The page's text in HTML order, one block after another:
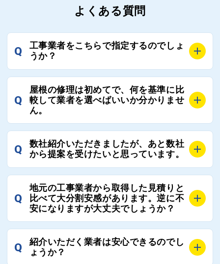
よくある質問
Q
工事業者をこちらで指定するのでしょ
うか？
お客様のご要望をお聞きし、条件に合った工事業者を
最大3社まで選定し、ご紹介いたします。
そのため、お客様に比較する業者を選定いただく必要
Q
屋根の修理は初めてで、何を基準に比
較して業者を選べばいいか分かりませ
ん。
選定基準はお客様によって異なりますが、価格はもち
ろんのこと、実績面や保証面、担当者の人柄や社歴、
し、総合的に判断ください。
また、選定に迷った際などは屋根コネクト事務局へご
連絡いただければ、お客様の屋根修理を全面的にフォ
ローさせていただきます。お気軽にご相談ください。
Q
数社紹介いただきましたが、あと数社
から提案を受けたいと思っています。
全国300社以上の登録業者がございますので、プラス
でご紹介の要望をいただければ、即時屋根コネクトに
て対応させていただきます。お気軽にお申し付けくだ
Q
地元の工事業者から取得した見積りと
比べて大分割安感があります。逆に不
安になりますが大丈夫でしょうか？
残念ながら、リフォーム業界は費用の内訳に不透明な
部分が多く、一見同じ工事でも１００万円以上の差が
Q
紹介いただく業者は安心できるのでし
ょうか？